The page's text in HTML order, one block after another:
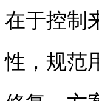
在于控制
性，规范